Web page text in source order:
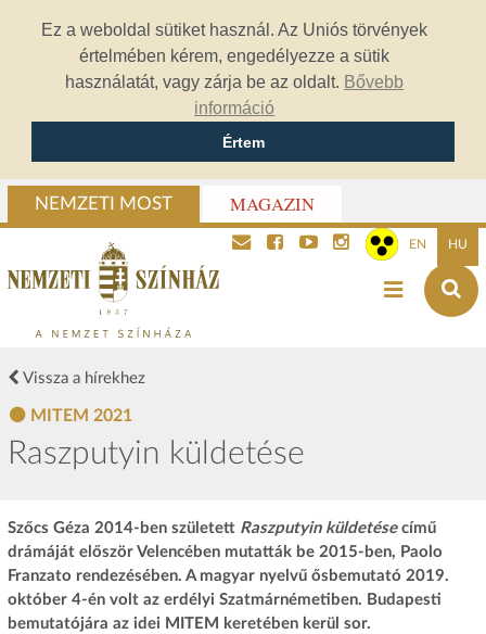
Ez a weboldal sütiket használ. Az Uniós törvények
értelmében kérem, engedélyezze a sütik
használatát, vagy zárja be az oldalt. Bővebb
információ
Értem
NEMZETI MOST MAGAZIN
EN HU
Vissza a hírekhez
MITEM 2021
Raszputyin küldetése
Szőcs Géza 2014-ben született Raszputyin küldetése című
drámáját először Velencében mutatták be 2015-ben, Paolo
Franzato rendezésében. A magyar nyelvű ősbemutató 2019.
október 4-én volt az erdélyi Szatmárnémetiben. Budapesti
bemutatójára az idei MITEM keretében kerül sor.